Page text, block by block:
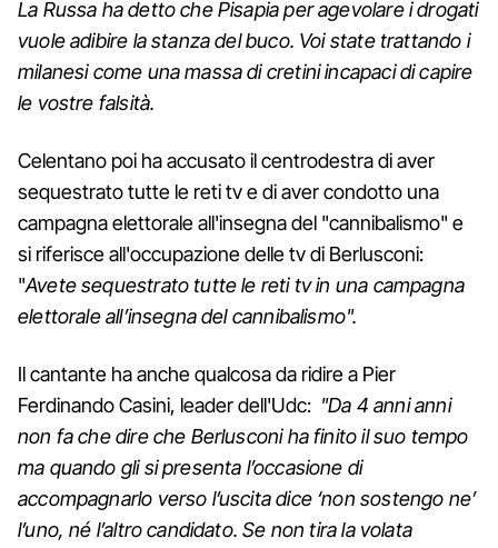
La Russa ha detto che Pisapia per agevolare i drogati
vuole adibire la stanza del buco. Voi state trattando i
milanesi come una massa di cretini incapaci di capire
le vostre falsità.
Celentano poi ha accusato il centrodestra di aver
sequestrato tutte le reti tv e di aver condotto una
campagna elettorale all'insegna del "cannibalismo" e
si riferisce all'occupazione delle tv di Berlusconi:
"Avete sequestrato tutte le reti tv in una campagna
elettorale all’insegna del cannibalismo".
Il cantante ha anche qualcosa da ridire a Pier
Ferdinando Casini, leader dell'Udc: "Da 4 anni anni
non fa che dire che Berlusconi ha finito il suo tempo
ma quando gli si presenta l’occasione di
accompagnarlo verso l’uscita dice ‘non sostengo ne’
l’uno, né l’altro candidato. Se non tira la volata